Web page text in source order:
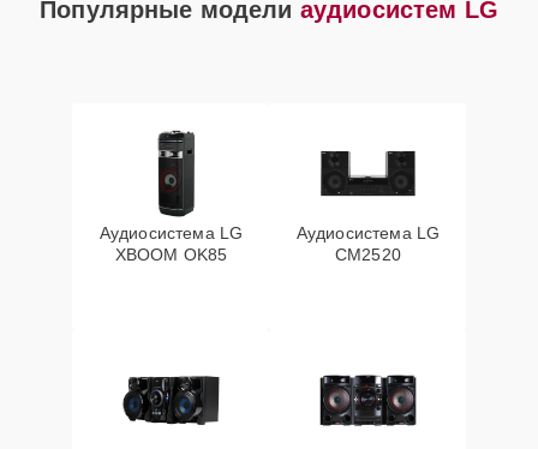
Популярные модели аудиосистем LG
Аудиосистема LG
XBOOM OK85
Аудиосистема LG
CM2520